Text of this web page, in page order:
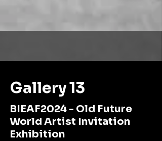
Gallery 13
BIEAF2024 - Old Future
World Artist Invitation
Exhibition